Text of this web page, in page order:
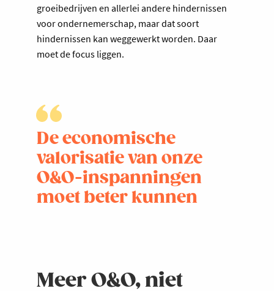
groeibedrijven en allerlei andere hindernissen
voor ondernemerschap, maar dat soort
hindernissen kan weggewerkt worden. Daar
moet de focus liggen.
De economische
valorisatie van onze
O&O-inspanningen
moet beter kunnen
Meer O&O, niet